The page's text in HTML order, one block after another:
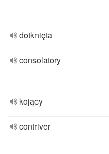
dotknięta
consolatory
kojący
contriver